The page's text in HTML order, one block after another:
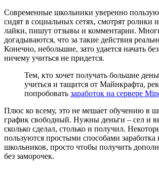
Современные школьники уверенно
сидят в социальных сетях, смотрят ролики
лайки, пишут отзывы и комментарии.
догадываются, что за такие действия
Конечно, небольшие, зато удается начать
ничему учиться не придется.
Тем, кто хочет получать большие
учиться и тащится от Майнкрафта,
попробовать заработок на сервере
Плюс ко всему, это не мешает обучению в
график свободный. Нужны деньги – сел и
сколько сделал, столько и получил.
пользуются простыми способами заработка
школьников, просто чтобы получить
без заморочек.